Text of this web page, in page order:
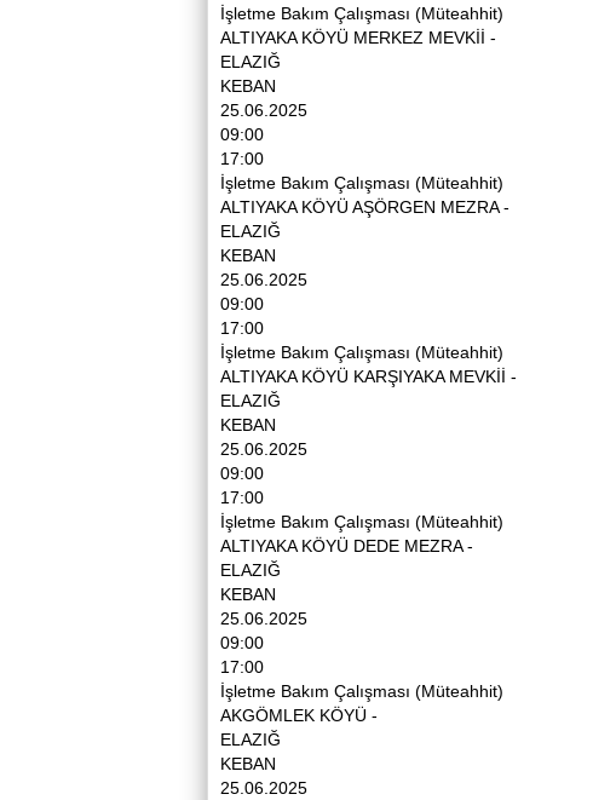
İşletme Bakım Çalışması (Müteahhit)
ALTIYAKA KÖYÜ MERKEZ MEVKİİ -
ELAZIĞ
KEBAN
25.06.2025
09:00
17:00
İşletme Bakım Çalışması (Müteahhit)
ALTIYAKA KÖYÜ AŞÖRGEN MEZRA -
ELAZIĞ
KEBAN
25.06.2025
09:00
17:00
İşletme Bakım Çalışması (Müteahhit)
ALTIYAKA KÖYÜ KARŞIYAKA MEVKİİ -
ELAZIĞ
KEBAN
25.06.2025
09:00
17:00
İşletme Bakım Çalışması (Müteahhit)
ALTIYAKA KÖYÜ DEDE MEZRA -
ELAZIĞ
KEBAN
25.06.2025
09:00
17:00
İşletme Bakım Çalışması (Müteahhit)
AKGÖMLEK KÖYÜ -
ELAZIĞ
KEBAN
25.06.2025